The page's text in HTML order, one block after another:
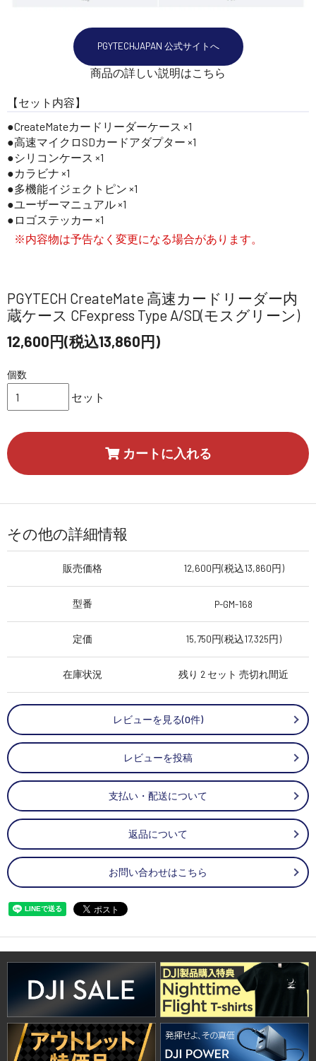
PGYTECHJAPAN 公式サイトへ
商品の詳しい説明はこちら
【セット内容】
CreateMateカードリーダーケース ×1
高速マイクロSDカードアダプター ×1
シリコンケース ×1
カラビナ ×1
多機能イジェクトピン ×1
ユーザーマニュアル ×1
ロゴステッカー ×1
※内容物は予告なく変更になる場合があります。
PGYTECH CreateMate 高速カードリーダー内
蔵ケース CFexpress Type A/SD(モスグリーン)
12,600円(税込13,860円)
個数
セット
カートに入れる
その他の詳細情報
販売価格 12,600円(税込13,860円)
型番 P-GM-168
定価 15,750円(税込17,325円)
在庫状況 残り 2 セット 売切れ間近
レビューを見る(0件)
レビューを投稿
支払い・配送について
返品について
お問い合わせはこちら